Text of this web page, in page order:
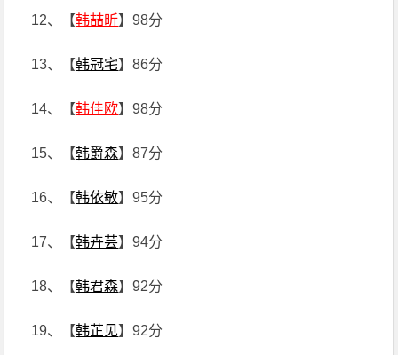
12、【韩喆昕】98分
13、【韩冠宅】86分
14、【韩佳欧】98分
15、【韩爵森】87分
16、【韩依敏】95分
17、【韩卉芸】94分
18、【韩君森】92分
19、【韩芷见】92分